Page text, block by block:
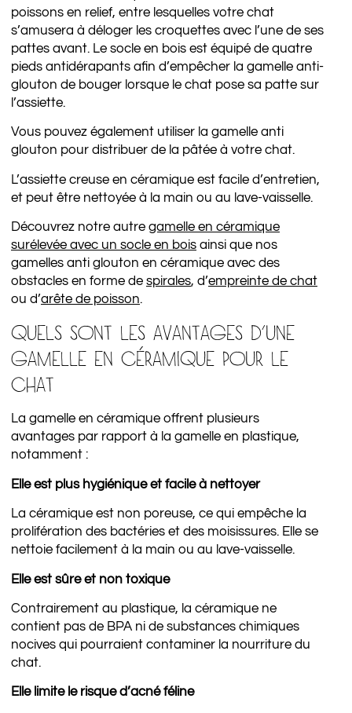
poissons en relief, entre lesquelles votre chat
s’amusera à déloger les croquettes avec l’une de ses
pattes avant. Le socle en bois est équipé de quatre
pieds antidérapants afin d’empêcher la gamelle anti-
glouton de bouger lorsque le chat pose sa patte sur
l’assiette.
Vous pouvez également utiliser la gamelle anti
glouton pour distribuer de la pâtée à votre chat.
L’assiette creuse en céramique est facile d’entretien,
et peut être nettoyée à la main ou au lave-vaisselle.
Découvrez notre autre gamelle en céramique
surélevée avec un socle en bois ainsi que nos
gamelles anti glouton en céramique avec des
obstacles en forme de spirales, d’empreinte de chat
ou d’arête de poisson.
QUELS SONT LES AVANTAGES D’UNE
GAMELLE EN CÉRAMIQUE POUR LE
CHAT
La gamelle en céramique offrent plusieurs
avantages par rapport à la gamelle en plastique,
notamment :
Elle est plus hygiénique et facile à nettoyer
La céramique est non poreuse, ce qui empêche la
prolifération des bactéries et des moisissures. Elle se
nettoie facilement à la main ou au lave-vaisselle.
Elle est sûre et non toxique
Contrairement au plastique, la céramique ne
contient pas de BPA ni de substances chimiques
nocives qui pourraient contaminer la nourriture du
chat.
Elle limite le risque d’acné féline